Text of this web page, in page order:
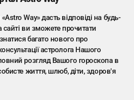
Way» дасть відповіді на будь-
сайті ви зможете прочитати
багато нового про
астролога Нашого
розгляд Вашого гороскопа в
життя, шлюб, діти, здоров'я